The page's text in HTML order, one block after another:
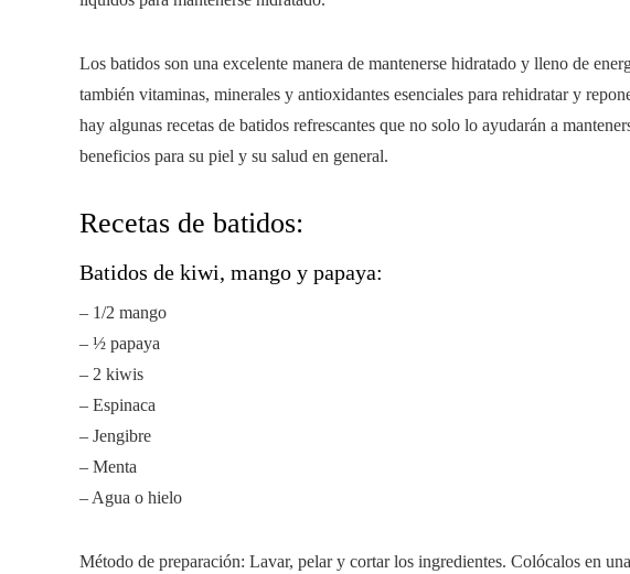
Los batidos son una excelente manera de mantenerse hidratado y lleno de
también vitaminas, minerales y antioxidantes esenciales para rehidratar y
hay algunas recetas de batidos refrescantes que no solo lo ayudarán a
beneficios para su piel y su salud en general.
Recetas de batidos:
Batidos de kiwi, mango y papaya:
– 1/2 mango
– ½ papaya
– 2 kiwis
– Espinaca
– Jengibre
– Menta
– Agua o hielo
Método de preparación: Lavar, pelar y cortar los ingredientes. Colócalos en